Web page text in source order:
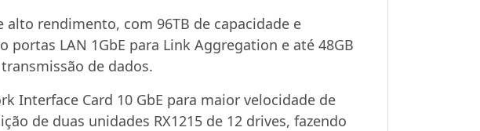
alto rendimento, com 96TB de capacidade e
LAN 1GbE para Link Aggregation e até 48GB
de dados.
Interface Card 10 GbE para maior velocidade de
de duas unidades RX1215 de 12 drives, fazendo